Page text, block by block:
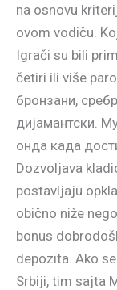
na osnovu
ovom vodiču.
Igrači su bili
četiri ili više
бронзани,
дијамантски.
онда када
Dozvoljava
postavljaju
obično niže
bonus
depozita. Ako
Srbiji, tim sajta